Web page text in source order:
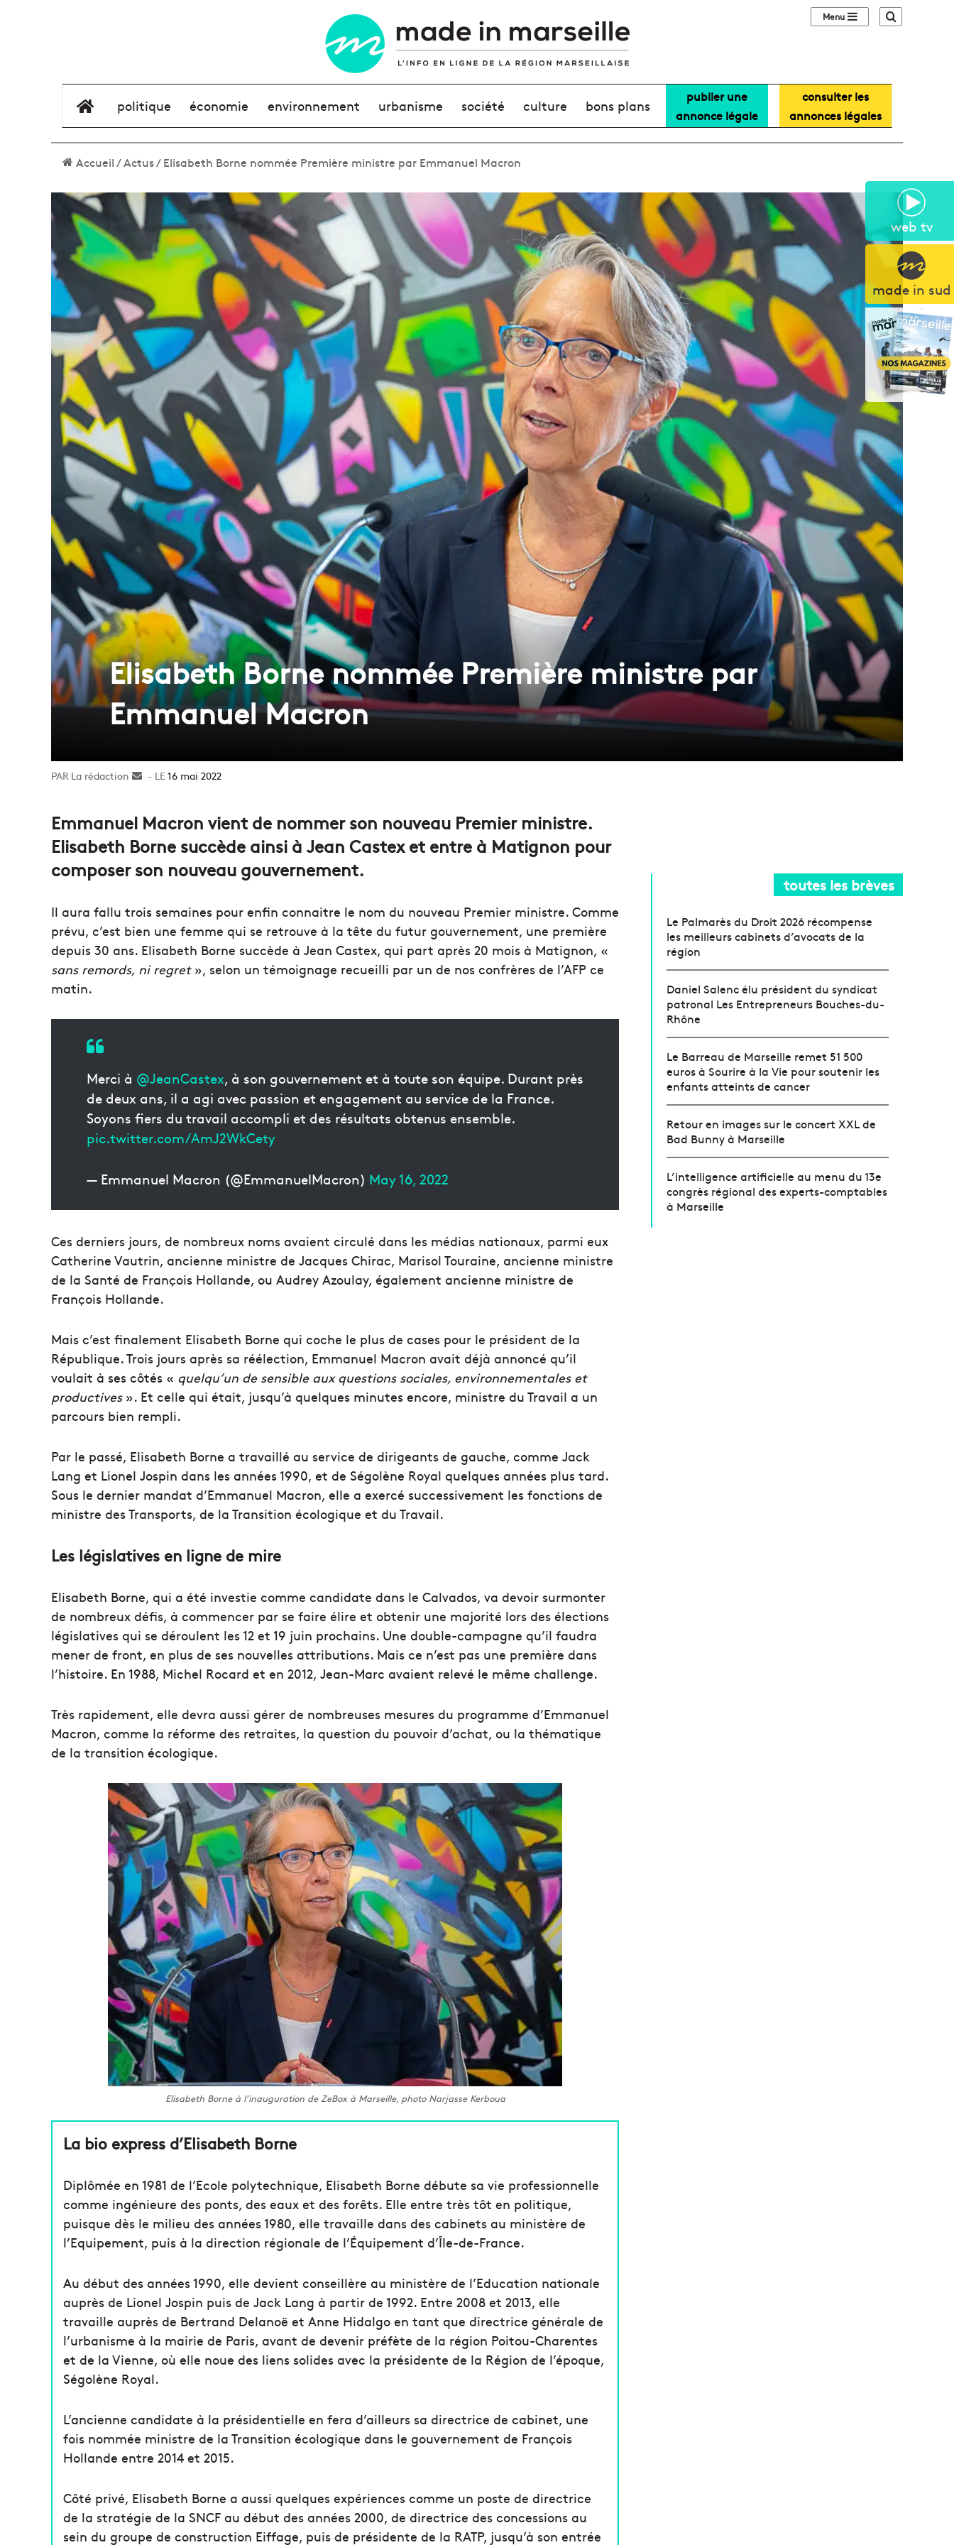
web tv
made in sud
Sidebar (barre
élément de menu
politique économie environnement urbanisme société culture bons plans
publier une
annonce légale
consulter les
annonces légales
Accueil/Actus/Elisabeth Borne nommée Première ministre par Emmanuel Macron
Elisabeth Borne nommée Première ministre par
Emmanuel Macron
La rédaction
Envoyer16 mai 2022
Emmanuel Macron vient de nommer son nouveau Premier ministre.
Elisabeth Borne succède ainsi à Jean Castex et entre à Matignon pour
composer son nouveau gouvernement.
Il aura fallu trois semaines pour enfin connaitre le nom du nouveau Premier ministre. Comme
prévu, c’est bien une femme qui se retrouve à la tête du futur gouvernement, une première
depuis 30 ans. Elisabeth Borne succède à Jean Castex, qui part après 20 mois à Matignon, «
sans remords, ni regret», selon un témoignage recueilli par un de nos confrères de l’AFP ce
matin.
Merci à @JeanCastex, à son gouvernement et à toute son équipe. Durant près
de deux ans, il a agi avec passion et engagement au service de la France.
Soyons fiers du travail accompli et des résultats obtenus ensemble.
pic.twitter.com/AmJ2WkCety
— Emmanuel Macron (@EmmanuelMacron) May 16, 2022
Ces derniers jours, de nombreux noms avaient circulé dans les médias nationaux, parmi eux
Catherine Vautrin, ancienne ministre de Jacques Chirac, Marisol Touraine, ancienne ministre
de la Santé de François Hollande, ou Audrey Azoulay, également ancienne ministre de
François Hollande.
Mais c’est finalement Elisabeth Borne qui coche le plus de cases pour le président de la
République. Trois jours après sa réélection, Emmanuel Macron avait déjà annoncé qu’il
voulait à ses côtés « quelqu’un de sensible aux questions sociales, environnementales et
productives». Et celle qui était, jusqu’à quelques minutes encore, ministre du Travail a un
parcours bien rempli.
Par le passé, Elisabeth Borne a travaillé au service de dirigeants de gauche, comme Jack
Lang et Lionel Jospin dans les années 1990, et de Ségolène Royal quelques années plus tard.
Sous le dernier mandat d’Emmanuel Macron, elle a exercé successivement les fonctions de
ministre des Transports, de la Transition écologique et du Travail.
Les législatives en ligne de mire
Elisabeth Borne, qui a été investie comme candidate dans le Calvados, va devoir surmonter
de nombreux défis, à commencer par se faire élire et obtenir une majorité lors des élections
législatives qui se déroulent les 12 et 19 juin prochains. Une double-campagne qu’il faudra
mener de front, en plus de ses nouvelles attributions. Mais ce n’est pas une première dans
l’histoire. En 1988, Michel Rocard et en 2012, Jean-Marc avaient relevé le même challenge.
Très rapidement, elle devra aussi gérer de nombreuses mesures du programme d’Emmanuel
Macron, comme la réforme des retraites, la question du pouvoir d’achat, ou la thématique
de la transition écologique.
Elisabeth Borne à l’inauguration de ZeBox à Marseille, photo Narjasse Kerboua
La bio express d’Elisabeth Borne
Diplômée en 1981 de l’Ecole polytechnique, Elisabeth Borne débute sa vie professionnelle
comme ingénieure des ponts, des eaux et des forêts. Elle entre très tôt en politique,
puisque dès le milieu des années 1980, elle travaille dans des cabinets au ministère de
l’Equipement, puis à la direction régionale de l’Équipement d’Île-de-France.
Au début des années 1990, elle devient conseillère au ministère de l’Education nationale
auprès de Lionel Jospin puis de Jack Lang à partir de 1992. Entre 2008 et 2013, elle
travaille auprès de Bertrand Delanoë et Anne Hidalgo en tant que directrice générale de
l’urbanisme à la mairie de Paris, avant de devenir préfète de la région Poitou-Charentes
et de la Vienne, où elle noue des liens solides avec la présidente de la Région de l’époque,
Ségolène Royal.
L’ancienne candidate à la présidentielle en fera d’ailleurs sa directrice de cabinet, une
fois nommée ministre de la Transition écologique dans le gouvernement de François
Hollande entre 2014 et 2015.
Côté privé, Elisabeth Borne a aussi quelques expériences comme un poste de directrice
de la stratégie de la SNCF au début des années 2000, de directrice des concessions au
sein du groupe de construction Eiffage, puis de présidente de la RATP, jusqu’à son entrée
toutes les brèves
Le Palmarès du Droit 2026 récompense
les meilleurs cabinets d’avocats de la
région
Daniel Salenc élu président du syndicat
patronal Les Entrepreneurs Bouches-du-
Rhône
Le Barreau de Marseille remet 51 500
euros à Sourire à la Vie pour soutenir les
enfants atteints de cancer
Retour en images sur le concert XXL de
Bad Bunny à Marseille
L’intelligence artificielle au menu du 13e
congrès régional des experts-comptables
à Marseille